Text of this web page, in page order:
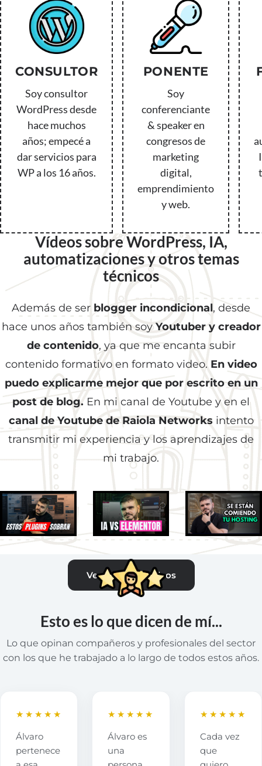
CONSULTOR
Soy consultor
WordPress desde
hace muchos
años; empecé a
dar servicios para
WP a los 16 años.
PONENTE
Soy
conferenciante
& speaker en
congresos de
marketing
digital,
emprendimiento
y web.
Vídeos sobre WordPress, IA,
automatizaciones y otros temas
técnicos
Además de ser blogger incondicional, desde
hace unos años también soyYoutuber y creador
de contenido, ya que me encanta subir
contenido formativo en formato video. En video
puedo explicarme mejor que por escrito en un
post de blog. En mi canal de Youtube y en el
canal de Youtube de Raiola Networks intento
transmitir mi experiencia y los aprendizajes de
mi trabajo.
"Imprescindibles":
El Error que Todos
29 JUL 2026
Puse a una
IA a
Maquetar
Elementor
y el
Resultado
es BRUTAL
Costando
Dinero)
Ver todos los vídeos
Esto es lo que dicen de mí...
Lo que opinan compañeros y profesionales del sector
con los que he trabajado a lo largo de todos estos años.
★★★★★
Álvaro
pertenece
★★★★★
Álvaro es
una
★★★★★
Cada vez
que